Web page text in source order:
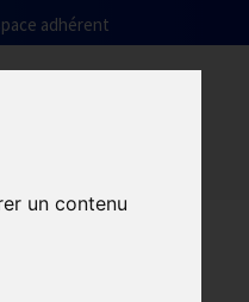
un contenu
adhérent